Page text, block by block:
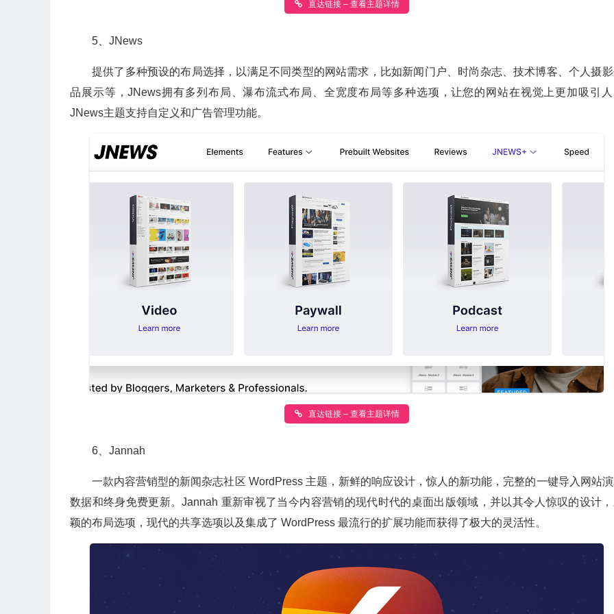
直达链接 – 查看主题详情
5、JNews
提供了多种预设的布局选择，以满足不同类型的网站需求，比如新闻门户、时尚杂志、技术博客、个人摄
品展示等，JNews拥有多列布局、瀑布流式布局、全宽度布局等多种选项，让您的网站在视觉上更加吸引
JNews主题支持自定义和广告管理功能。
直达链接 – 查看主题详情
6、Jannah
一款内容营销型的新闻杂志社区 WordPress 主题，新鲜的响应设计，惊人的新功能，完整的一键导入网站
数据和终身免费更新。Jannah 重新审视了当今内容营销的现代时代的桌面出版领域，并以其令人惊叹的设计
颖的布局选项，现代的共享选项以及集成了 WordPress 最流行的扩展功能而获得了极大的灵活性。